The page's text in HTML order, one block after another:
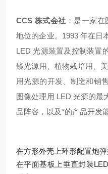
CCS 株式会社 ：是一家
地位的企业。1993 年在日
LED 光源装置及控制装置
镜光源用、植物栽培用、
用光源的开发、制造和销售
图像处理用 LED 光源的最
品阵容，以及*的产品开发
在方形外壳上环形配置炮弹
在平面基板上垂直封装